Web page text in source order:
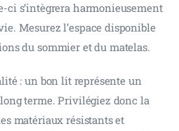
ci s’intègrera harmonieusement
Mesurez l’espace disponible
du sommier et du matelas.
: un bon lit représente un
terme. Privilégiez donc la
matériaux résistants et